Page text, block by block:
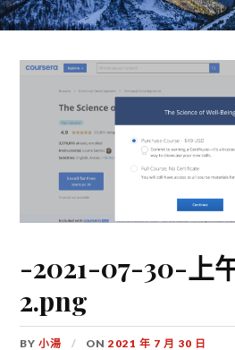
-2021-07-30-上
2.png
BY小湯 ON2021 年 7 月 30 日